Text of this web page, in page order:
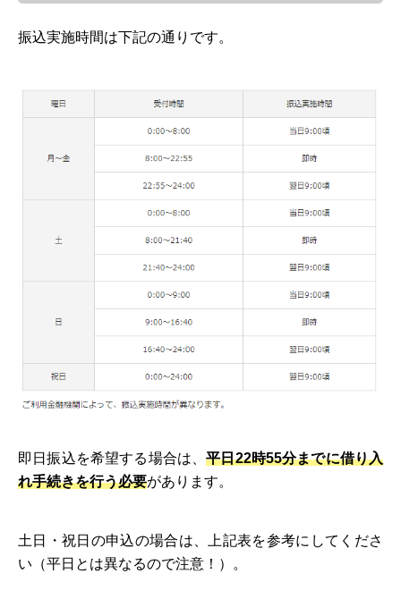
振込実施時間は下記の通りです。
即日振込を希望する場合は、平日22時55分までに借り入
れ手続きを行う必要があります。
土日・祝日の申込の場合は、上記表を参考にしてくださ
い（平日とは異なるので注意！）。